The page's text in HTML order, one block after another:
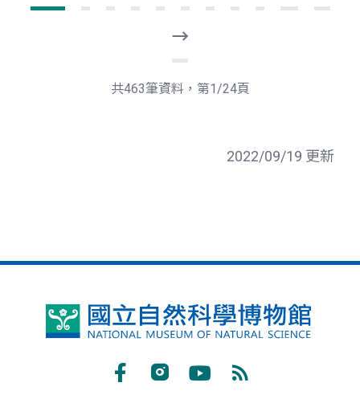
一
後
一
共463筆資料，第1/24頁
2022/09/19 更新
國